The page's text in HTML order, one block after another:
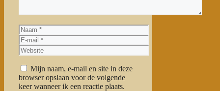
Naam
E-
mail
Website
Mijn naam, e-mail en site in deze
browser opslaan voor de volgende
keer wanneer ik een reactie plaats.